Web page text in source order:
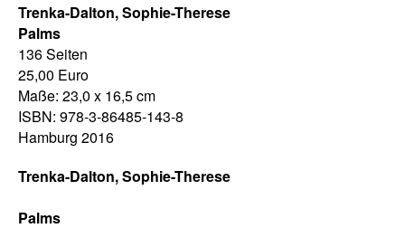
Trenka-Dalton, Sophie-Therese
Palms
Trenka-Dalton, Sophie-Therese
Palms
136 Seiten
25,00 Euro
Maße: 23,0 x 16,5 cm
ISBN: 978-3-86485-143-8
Hamburg 2016